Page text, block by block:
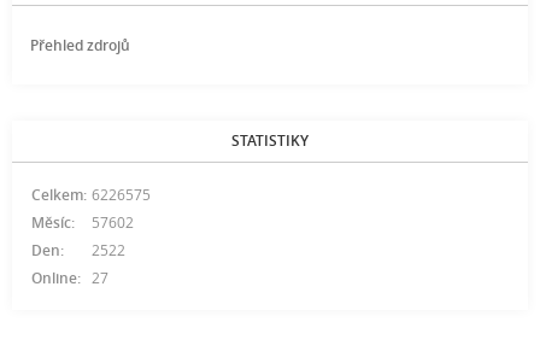
Přehled zdrojů
STATISTIKY
Online: 27
Celkem: 6226575
Měsíc:
57602
Den:
2522